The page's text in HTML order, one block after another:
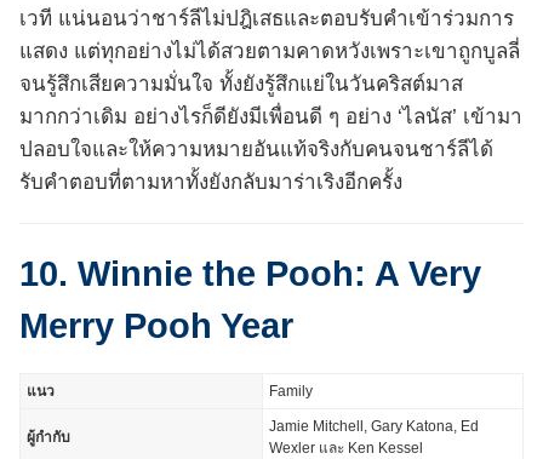
เวที แน่นอนว่าชาร์ลีไม่ปฎิเสธและตอบรับคำเข้าร่วมการ
แสดง แต่ทุกอย่างไม่ได้สวยตามคาดหวังเพราะเขาถูกบูลลี่
จนรู้สึกเสียความมั่นใจ ทั้งยังรู้สึกแย่ในวันคริสต์มาส
มากกว่าเดิม อย่างไรก็ดียังมีเพื่อนดี ๆ อย่าง ‘ไลนัส’ เข้ามา
ปลอบใจและให้ความหมายอันแท้จริงกับคนจนชาร์ลีได้
รับคำตอบที่ตามหาทั้งยังกลับมาร่าเริงอีกครั้ง
10. Winnie the Pooh: A Very
Merry Pooh Year
แนว Family
ผู้กำกับ
Jamie Mitchell, Gary Katona, Ed
Wexler และ Ken Kessel